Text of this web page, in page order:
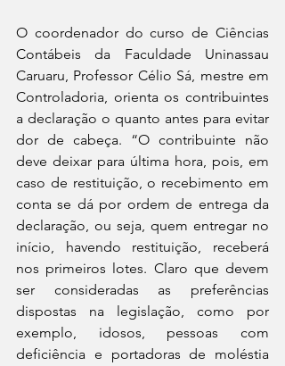
O coordenador do curso de Ciências
Contábeis da Faculdade Uninassau
Caruaru, Professor Célio Sá, mestre em
Controladoria, orienta os contribuintes
a declaração o quanto antes para evitar
dor de cabeça. “O contribuinte não
deve deixar para última hora, pois, em
caso de restituição, o recebimento em
conta se dá por ordem de entrega da
declaração, ou seja, quem entregar no
início, havendo restituição, receberá
nos primeiros lotes. Claro que devem
ser consideradas as preferências
dispostas na legislação, como por
exemplo, idosos, pessoas com
deficiência e portadoras de moléstia